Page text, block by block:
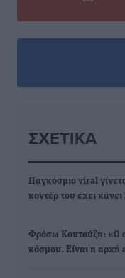
ΣΧΕΤΙΚΆ
Παγκόσμιο viral
κοντέρ του έχει
Φρόσω Κουτούζη: «Ο
κόσμου. Είναι η αρχή